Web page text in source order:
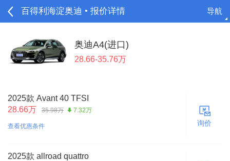
百得利海淀奥迪 • 报价详情 导航
奥迪A4(进口)
28.66-35.76万
2025款 Avant 40 TFSI
28.66万
35.98万 7.32万
查看优惠条件 询价
2025款 allroad quattro